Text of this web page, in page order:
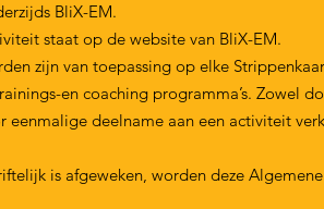
BliX-EM.
staat op de website van BliX-EM.
zijn van toepassing op elke
en coaching programma’s. Zowel
deelname aan een activiteit
is afgeweken, worden deze